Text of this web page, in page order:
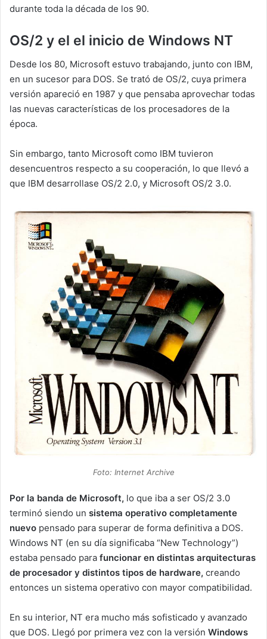
durante toda la década de los 90.
OS/2 y el el inicio de Windows NT
Desde los 80, Microsoft estuvo trabajando, junto con IBM,
en un sucesor para DOS. Se trató de OS/2, cuya primera
versión apareció en 1987 y que pensaba aprovechar todas
las nuevas características de los procesadores de la
época.
Sin embargo, tanto Microsoft como IBM tuvieron
desencuentros respecto a su cooperación, lo que llevó a
que IBM desarrollase OS/2 2.0, y Microsoft OS/2 3.0.
Foto: Internet Archive
Por la banda de Microsoft, lo que iba a ser OS/2 3.0
terminó siendo un sistema operativo completamente
nuevo pensado para superar de forma definitiva a DOS.
Windows NT (en su día significaba “New Technology”)
estaba pensado para funcionar en distintas arquitecturas
de procesador y distintos tipos de hardware, creando
entonces un sistema operativo con mayor compatibilidad.
En su interior, NT era mucho más sofisticado y avanzado
que DOS. Llegó por primera vez con la versión Windows